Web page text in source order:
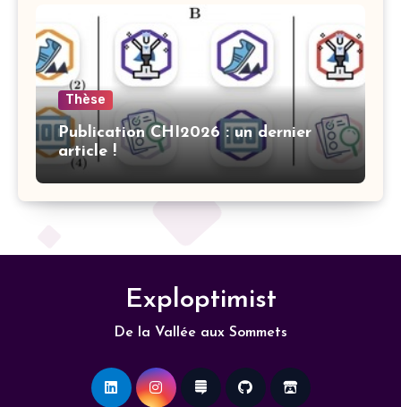
Thèse
Publication CHI2026 : un dernier
article !
Exploptimist
De la Vallée aux Sommets